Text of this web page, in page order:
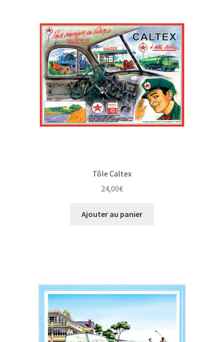
Tôle Caltex
24,00€
Ajouter au panier